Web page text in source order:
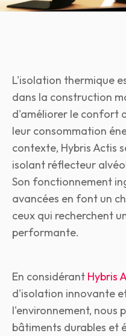
L'isolation thermique
dans la construction
d'améliorer le confort
leur consommation
contexte, Hybris Actis
isolant réflecteur
Son fonctionnement
avancées en font un
ceux qui recherchent
performante.
En considérant Hybris
d'isolation innovante
l'environnement, nous
bâtiments durables et